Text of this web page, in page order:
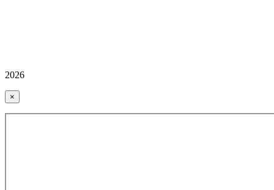
2026
×